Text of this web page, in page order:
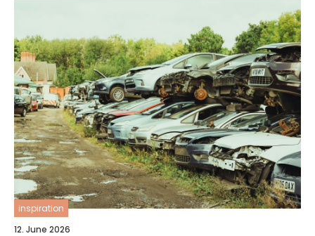
inspiration
12. June 2026